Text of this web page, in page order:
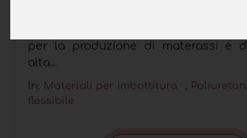
per la produzione di materassi e
alta...
In: Materiali per imbottitura ,
flessibile